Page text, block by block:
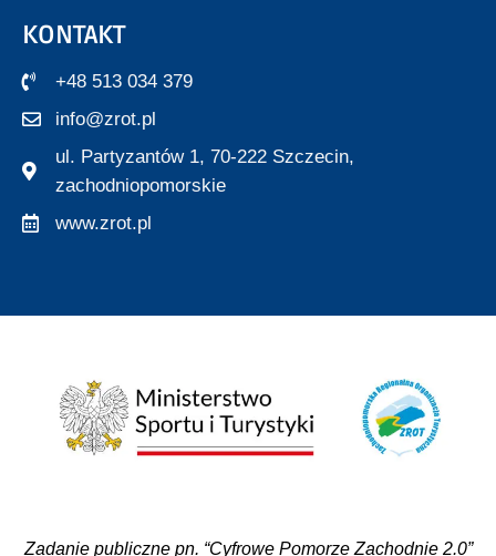
KONTAKT
+48 513 034 379
info@zrot.pl
ul. Partyzantów 1, 70-222 Szczecin,
zachodniopomorskie
www.zrot.pl
Zadanie publiczne pn. “Cyfrowe Pomorze Zachodnie 2.0”